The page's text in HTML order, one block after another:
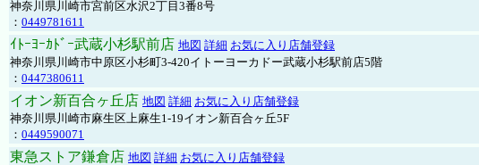
神奈川県川崎市宮前区水沢2丁目3番8号
： 0449781611
ｲﾄｰﾖｰｶﾄﾞｰ武蔵小杉駅前店 地図 詳細 お気に入り店舗登録
神奈川県川崎市中原区小杉町3-420イトーヨーカドー武蔵小杉駅前店5階
： 0447380611
イオン新百合ヶ丘店 地図 詳細 お気に入り店舗登録
神奈川県川崎市麻生区上麻生1-19イオン新百合ヶ丘5F
： 0449590071
東急ストア鎌倉店 地図 詳細 お気に入り店舗登録